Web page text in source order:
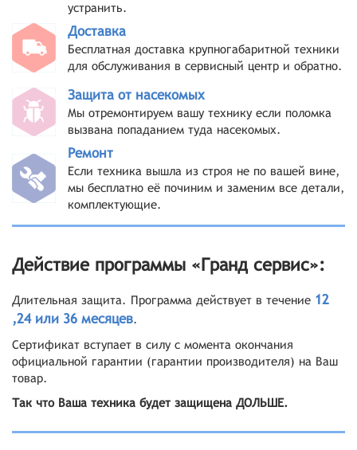
устранить.
Доставка
Бесплатная доставка крупногабаритной техники
для обслуживания в сервисный центр и обратно.
Защита от насекомых
Мы отремонтируем вашу технику если поломка
вызвана попаданием туда насекомых.
Ремонт
Если техника вышла из строя не по вашей вине,
мы бесплатно её починим и заменим все детали,
комплектующие.
Действие программы «Гранд сервис»:
Длительная защита. Программа действует в течение 12
,24 или 36 месяцев.
Сертификат вступает в силу с момента окончания
официальной гарантии (гарантии производителя) на Ваш
товар.
Так что Ваша техника будет защищена ДОЛЬШЕ.